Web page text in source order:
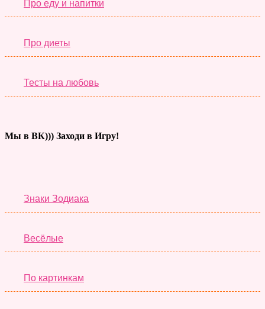
Про еду и напитки
Про диеты
Тесты на любовь
Мы в ВК))) Заходи в Игру!
Знаки Зодиака
Весёлые
По картинкам